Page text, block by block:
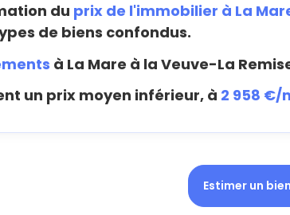
du prix de l'immobilier à La
de biens confondus.
à La Mare à la Veuve-La
un prix moyen inférieur, à 2 958 €/
Estimer un